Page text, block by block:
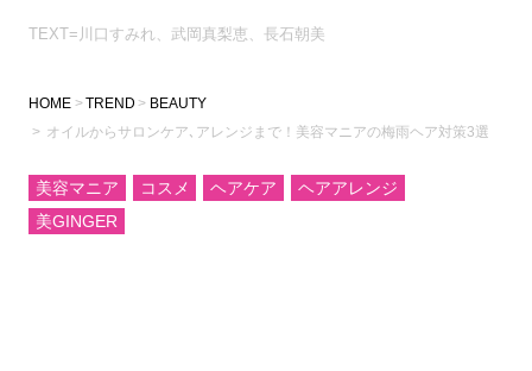
TEXT=川口すみれ、武岡真梨恵、長石朝美
HOME TREND
BEAUTY
オイルからサロンケア､アレンジまで！美容マニアの梅雨ヘア対策3選
美容マニア コスメ ヘアケア
ヘアアレンジ
美GINGER